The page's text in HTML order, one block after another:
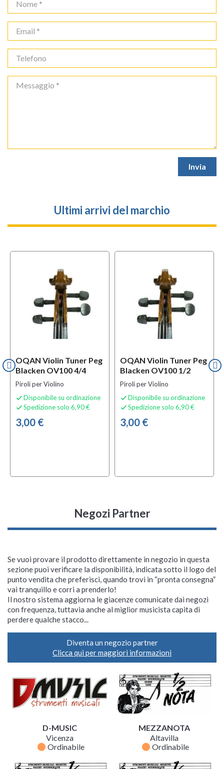
Ultimi arrivi del marchio
OQAN Violin Tuner Peg
Blacken OV100 4/4
Piroli per Violino
 Disponibile su ordinazione
 Spedizione solo 6,90 €
3,00 €
OQAN Violin Tuner Peg
Blacken OV100 1/2
Piroli per Violino
 Disponibile su ordinazione
 Spedizione solo 6,90 €
3,00 €
Negozi Partner
Se vuoi provare il prodotto direttamente in negozio in questa
sezione puoi verificare la disponibilità, indicata sotto il logo del
punto vendita che preferisci, quando trovi in “pronta consegna”
vai tranquillo e corri a prenderlo!
Il nostro sistema aggiorna le giacenze comunicate dai negozi
con frequenza, tuttavia anche al miglior musicista capita di
perdere qualche stacco...
Diventa un negozio partner
Clicca qui per maggiori informazioni
D-MUSIC
Vicenza
fiber_manual_record Ordinabile
MEZZANOTA
Altavilla
fiber_manual_record Ordinabile